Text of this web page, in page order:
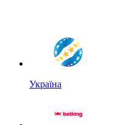
Україна